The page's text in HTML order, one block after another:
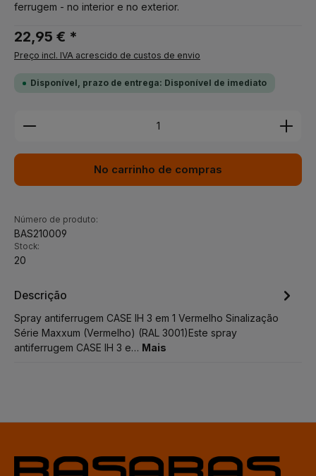
ferrugem - no interior e no exterior.
22,95 € *
Preço incl. IVA acrescido de custos de envio
Disponível, prazo de entrega: Disponível de imediato
Quantidade do Produto: Insira a quantidade
No carrinho de compras
Número de produto:
BAS210009
Stock:
20
Descrição
Spray antiferrugem CASE IH 3 em 1 Vermelho Sinalização
Série Maxxum (Vermelho) (RAL 3001)Este spray
antiferrugem CASE IH 3 e… Mais